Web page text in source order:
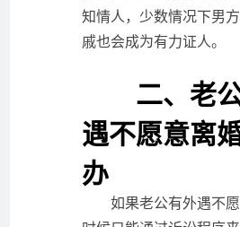
知情人，少数情况下男
戚也会成为有力证人。
二、老公
遇不愿意离
办
如果老公有外遇不愿